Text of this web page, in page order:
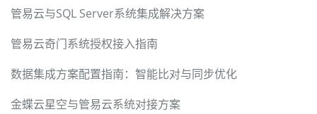
管易云与SQL Server系统集成解决方案
管易云奇门系统授权接入指南
数据集成方案配置指南：智能比对与同步优化
金蝶云星空与管易云系统对接方案